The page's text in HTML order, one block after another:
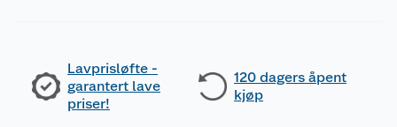
Lavprisløfte -
garantert lave
priser!
120 dagers åpent
kjøp